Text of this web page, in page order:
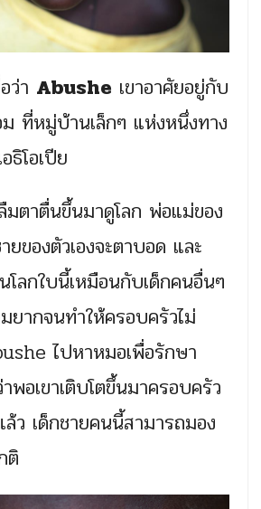
ว่า Abushe เขาอาศัยอยู่กับ
ที่หมู่บ้านเล็กๆ แห่งหนึ่งทาง
ธิโอเปีย
ตาตื่นขึ้นมาดูโลก พ่อแม่ของ
ยของตัวเองจะตาบอด และ
โลกใบนี้เหมือนกับเด็กคนอื่นๆ
ยากจนทำให้ครอบครัวไม่
ไปหาหมอเพื่อรักษา
พอเขาเติบโตขึ้นมาครอบครัว
ว เด็กชายคนนี้สามารถมอง
ติ